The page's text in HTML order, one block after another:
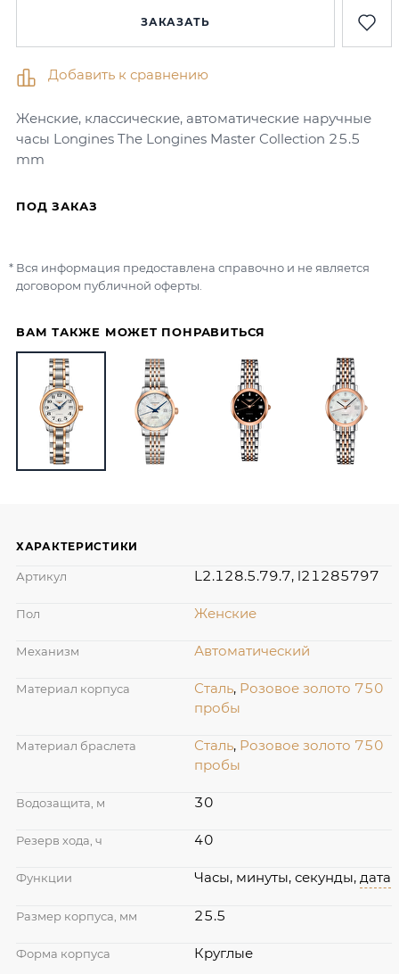
Женские, классические, автоматические наручные
часы Longines The Longines Master Collection 25.5
mm
ЗАКАЗАТЬ
Добавить к сравнению
ВАМ ТАКЖЕ МОЖЕТ ПОНРАВИТЬСЯ
ПОД ЗАКАЗ
Вся информация предоставлена справочно и не является
договором публичной оферты.
ХАРАКТЕРИСТИКИ
Артикул L2.128.5.79.7, l21285797
Пол Женские
Механизм Автоматический
Материал корпуса Сталь, Розовое золото 750
пробы
Материал браслета Сталь, Розовое золото 750
пробы
Водозащита, м 30
Резерв хода, ч 40
Функции Часы, минуты, секунды, дата
Размер корпуса, мм 25.5
Форма корпуса Круглые